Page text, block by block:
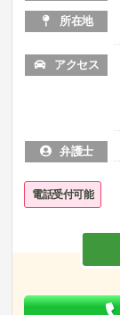
所在地
アクセス
弁護士
電話受付可能